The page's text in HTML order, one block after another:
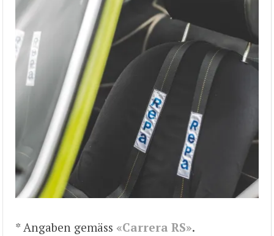
* Angaben gemäss «Carrera RS».